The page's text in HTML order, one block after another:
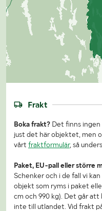
Frakt
Boka frakt? Det finns
just det här objektet, men
vårt fraktformulär, så
Paket, EU-pall eller större
Schenker och i de fall vi
objekt som ryms i paket
cm och 990 kg). Det går
inte till utlandet. Vid frakt